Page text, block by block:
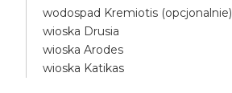
wodospad Kremiotis (opcjonalnie)
wioska Drusia
wioska Arodes
wioska Katikas